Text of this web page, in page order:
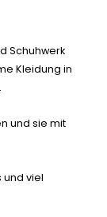
Schuhwerk
Kleidung in
und sie mit
und viel